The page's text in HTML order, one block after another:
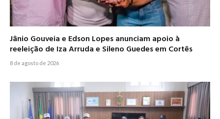
Jânio Gouveia e Edson Lopes anunciam apoio à
reeleição de Iza Arruda e Sileno Guedes em Cortês
8 de agosto de 2026